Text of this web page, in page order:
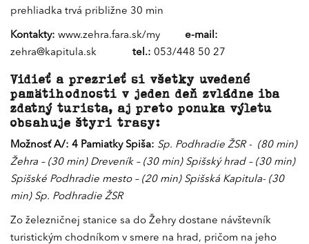
prehliadka trvá približne 30 min
Kontakty: www.zehra.fara.sk/my e-mail:
zehra@kapitula.sk tel.: 053/448 50 27
Vidieť a prezrieť si všetky uvedené
pamätihodnosti v jeden deň zvládne iba
zdatný turista, aj preto ponuka výletu
obsahuje štyri trasy:
Možnosť A/: 4 Pamiatky Spiša: Sp. Podhradie ŽSR - (80 min)
Žehra – (30 min) Dreveník – (30 min) Spišský hrad – (30 min)
Spišské Podhradie mesto – (20 min) Spišská Kapitula- (30
min) Sp. Podhradie ŽSR
Zo železničnej stanice sa do Žehry dostane návštevník
turistickým chodníkom v smere na hrad, pričom na jeho